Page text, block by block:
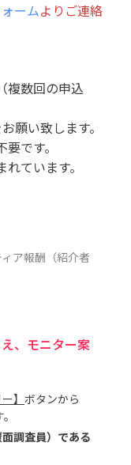
ームよりご連絡
複数回の申込
願い致します。
です。
ています。
ア報酬（紹介者
、モニター案
】 ボタンから
調査員）である